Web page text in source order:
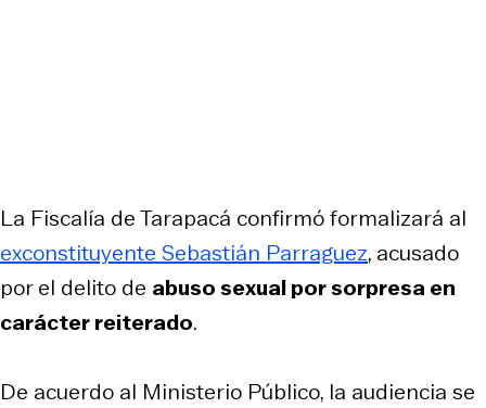
La Fiscalía de Tarapacá confirmó formalizará al
exconstituyente Sebastián Parraguez, acusado
por el delito de abuso sexual por sorpresa en
carácter reiterado.
De acuerdo al Ministerio Público, la audiencia se